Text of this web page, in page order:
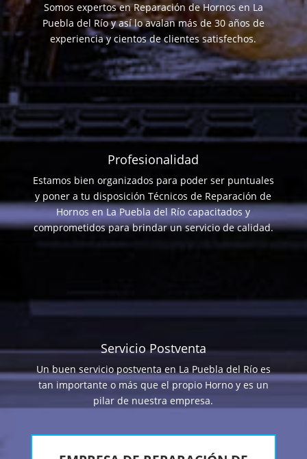
Somos expertos en Reparación de Hornos en La
Puebla del Río y así lo avalan más de 30 años de
experiencia y cientos de clientes satisfechos.
Profesionalidad
Estamos bien organizados para poder ser puntuales
y poner a tu disposición Técnicos de Reparación de
Hornos en La Puebla del Río capacitados y
comprometidos para brindar un servicio de calidad.
Servicio Postventa
Un buen servicio postventa en La Puebla del Río es
tan importante o más que el propio Horno y es un
pilar de nuestra empresa.